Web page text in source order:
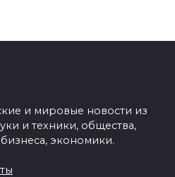
и мировые новости из
и техники, общества,
экономики.